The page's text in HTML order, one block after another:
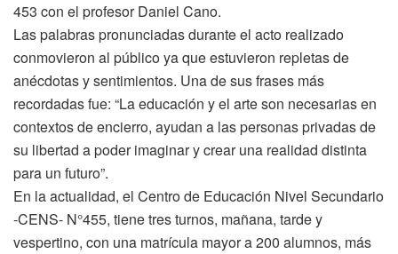
453 con el profesor Daniel Cano.
Las palabras pronunciadas durante el acto realizado
conmovieron al público ya que estuvieron repletas de
anécdotas y sentimientos. Una de sus frases más
recordadas fue: “La educación y el arte son necesarias en
contextos de encierro, ayudan a las personas privadas de
su libertad a poder imaginar y crear una realidad distinta
para un futuro”.
En la actualidad, el Centro de Educación Nivel Secundario
-CENS- N°455, tiene tres turnos, mañana, tarde y
vespertino, con una matrícula mayor a 200 alumnos, más